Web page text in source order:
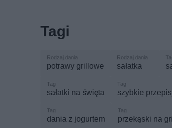
Tagi
potrawy grillowe sałatka
sałatki na święta szybkie
dania z jogurtem przekąski na